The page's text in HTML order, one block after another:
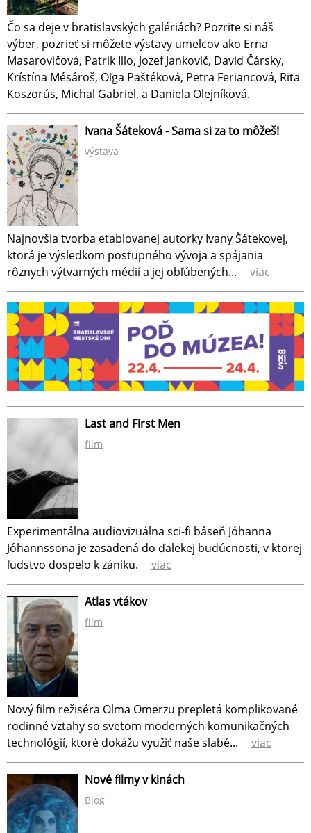
Čo sa deje v bratislavských galériách? Pozrite si náš
výber, pozrieť si môžete výstavy umelcov ako Erna
Masarovičová, Patrik Illo, Jozef Jankovič, David Čársky,
Krístína Mésároš, Oľga Paštéková, Petra Feriancová, Rita
Koszorús, Michal Gabriel, a Daniela Olejníková.
Ivana Šáteková - Sama si za to môžeš!
výstava
Najnovšia tvorba etablovanej autorky Ivany Šátekovej,
ktorá je výsledkom postupného vývoja a spájania
rôznych výtvarných médií a jej obľúbených...
viac
Last and First Men
film
Experimentálna audiovizuálna sci-fi báseň Jóhanna
Jóhannssona je zasadená do ďalekej budúcnosti, v ktorej
ľudstvo dospelo k zániku.
viac
Atlas vtákov
film
Nový film režiséra Olma Omerzu prepletá komplikované
rodinné vzťahy so svetom moderných komunikačných
technológií, ktoré dokážu využiť naše slabé...
viac
Nové filmy v kinách
Blog